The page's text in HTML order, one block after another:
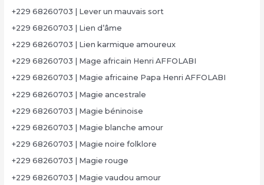
+229 68260703 | Lever un mauvais sort
+229 68260703 | Lien d’âme
+229 68260703 | Lien karmique amoureux
+229 68260703 | Mage africain Henri AFFOLABI
+229 68260703 | Magie africaine Papa Henri AFFOLABI
+229 68260703 | Magie ancestrale
+229 68260703 | Magie béninoise
+229 68260703 | Magie blanche amour
+229 68260703 | Magie noire folklore
+229 68260703 | Magie rouge
+229 68260703 | Magie vaudou amour